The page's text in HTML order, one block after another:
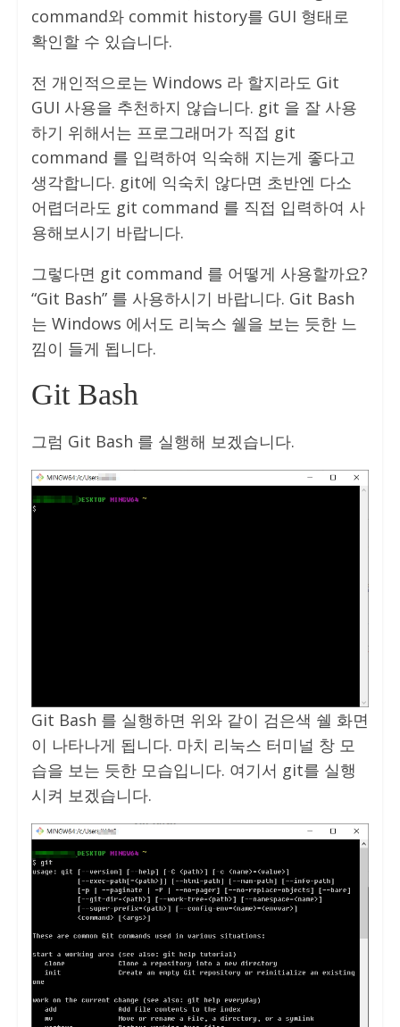
command와 commit history를 GUI 형태로
확인할 수 있습니다.
전 개인적으로는 Windows 라 할지라도 Git
GUI 사용을 추천하지 않습니다. git 을 잘 사용
하기 위해서는 프로그래머가 직접 git
command 를 입력하여 익숙해 지는게 좋다고
생각합니다. git에 익숙치 않다면 초반엔 다소
어렵더라도 git command 를 직접 입력하여 사
용해보시기 바랍니다.
그렇다면 git command 를 어떻게 사용할까요?
“Git Bash” 를 사용하시기 바랍니다. Git Bash
는 Windows 에서도 리눅스 쉘을 보는 듯한 느
낌이 들게 됩니다.
Git Bash
그럼 Git Bash 를 실행해 보겠습니다.
Git Bash 를 실행하면 위와 같이 검은색 쉘 화면
이 나타나게 됩니다. 마치 리눅스 터미널 창 모
습을 보는 듯한 모습입니다. 여기서 git를 실행
시켜 보겠습니다.